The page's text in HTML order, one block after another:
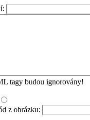
tagy budou ignorovány!
z obrázku: